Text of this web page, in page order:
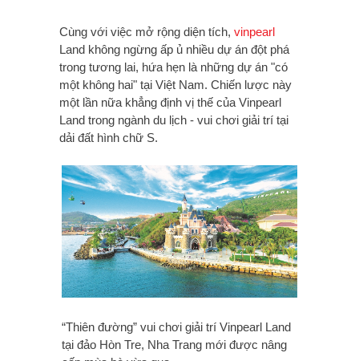
Cùng với việc mở rộng diện tích, vinpearl
Land không ngừng ấp ủ nhiều dự án đột phá
trong tương lai, hứa hẹn là những dự án "có
một không hai" tại Việt Nam. Chiến lược này
một lần nữa khẳng định vị thế của Vinpearl
Land trong ngành du lịch - vui chơi giải trí tại
dải đất hình chữ S.
“Thiên đường” vui chơi giải trí Vinpearl Land
tại đảo Hòn Tre, Nha Trang mới được nâng